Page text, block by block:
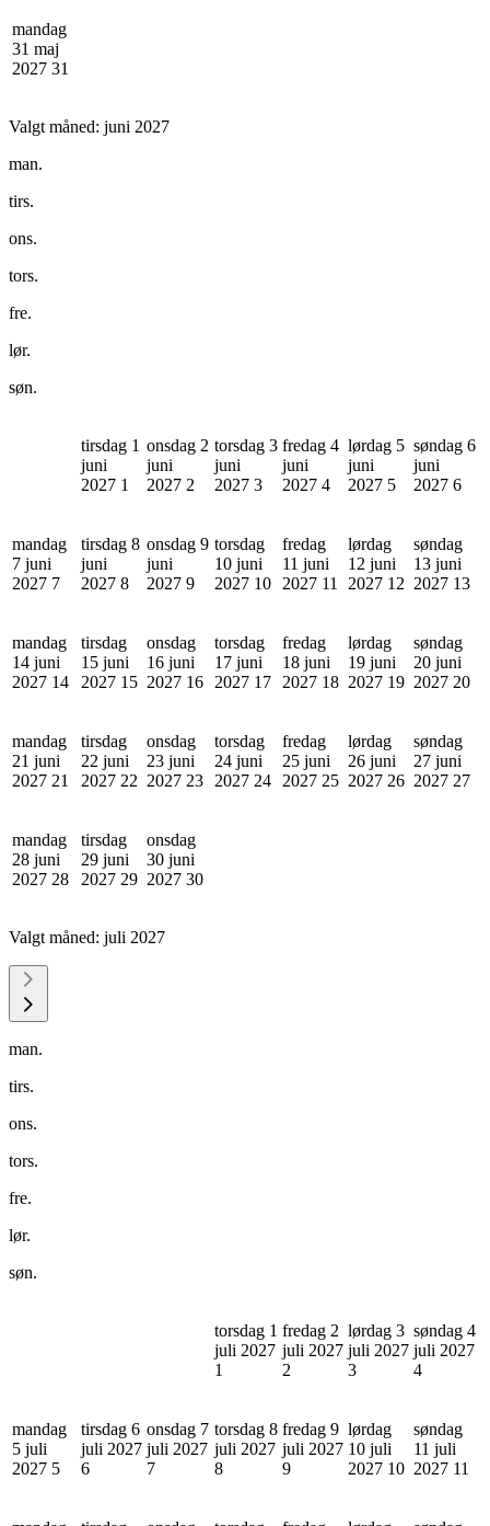
mandag
31 maj
2027 31
Valgt måned: juni 2027
man.
tirs.
ons.
tors.
fre.
lør.
søn.
tirsdag 1
juni
2027 1
onsdag 2
juni
2027 2
torsdag 3
juni
2027 3
fredag 4
juni
2027 4
lørdag 5
juni
2027 5
søndag 6
juni
2027 6
mandag
7 juni
2027 7
tirsdag 8
juni
2027 8
onsdag 9
juni
2027 9
torsdag
10 juni
2027 10
fredag
11 juni
2027 11
lørdag
12 juni
2027 12
søndag
13 juni
2027 13
mandag
14 juni
2027 14
tirsdag
15 juni
2027 15
onsdag
16 juni
2027 16
torsdag
17 juni
2027 17
fredag
18 juni
2027 18
lørdag
19 juni
2027 19
søndag
20 juni
2027 20
mandag
21 juni
2027 21
tirsdag
22 juni
2027 22
onsdag
23 juni
2027 23
torsdag
24 juni
2027 24
fredag
25 juni
2027 25
lørdag
26 juni
2027 26
søndag
27 juni
2027 27
mandag
28 juni
2027 28
tirsdag
29 juni
2027 29
onsdag
30 juni
2027 30
Valgt måned: juli 2027
man.
tirs.
ons.
tors.
fre.
lør.
søn.
torsdag 1
juli 2027
1
fredag 2
juli 2027
2
lørdag 3
juli 2027
3
søndag 4
juli 2027
4
mandag
5 juli
2027 5
tirsdag 6
juli 2027
6
onsdag 7
juli 2027
7
torsdag 8
juli 2027
8
fredag 9
juli 2027
9
lørdag
10 juli
2027 10
søndag
11 juli
2027 11